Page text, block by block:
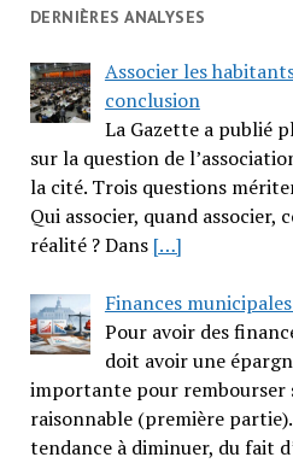
DERNIÈRES ANALYSES
Associer les
conclusion
La Gazette a publié
sur la question de
la cité. Trois questions
Qui associer, quand associer,
réalité ? Dans […]
Finances
Pour avoir des
doit avoir une
importante pour rembourser
raisonnable (première
tendance à diminuer, du fait